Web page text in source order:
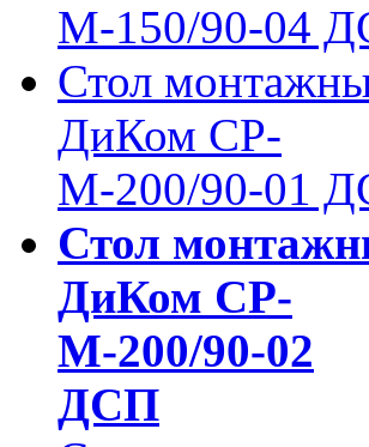
М-150/90-04
Стол
ДиКом СР-
М-200/90-01
Стол
ДиКом СР-
М-200/90-02
ДСП